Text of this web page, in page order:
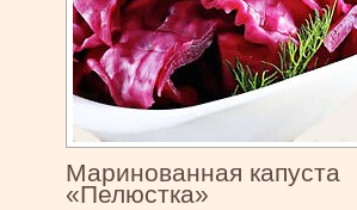
Маринованная капуста
«Пелюстка»